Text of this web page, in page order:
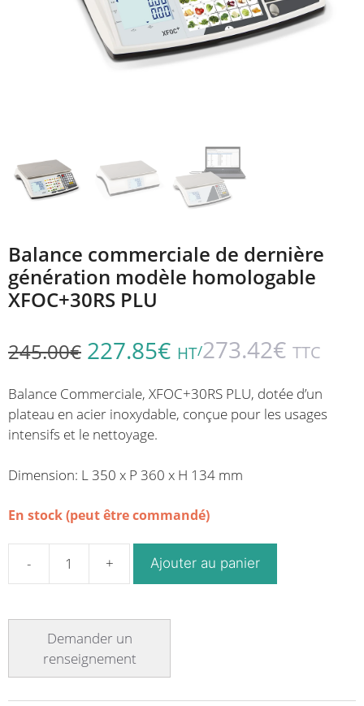
Balance commerciale de dernière
génération modèle homologable
XFOC+30RS PLU
245.00€ 227.85€ HT/273.42€ TTC
Balance Commerciale, XFOC+30RS PLU, dotée d’un
plateau en acier inoxydable, conçue pour les usages
intensifs et le nettoyage.
Dimension: L 350 x P 360 x H 134 mm
En stock (peut être commandé)
quantité
commerciale
de
dernière
Ajouter au panier